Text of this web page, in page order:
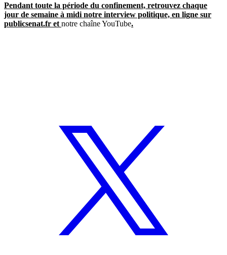
Pendant toute la période du confinement, retrouvez chaque
jour de semaine à midi notre interview politique, en ligne sur
publicsenat.fr et notre chaîne YouTube.